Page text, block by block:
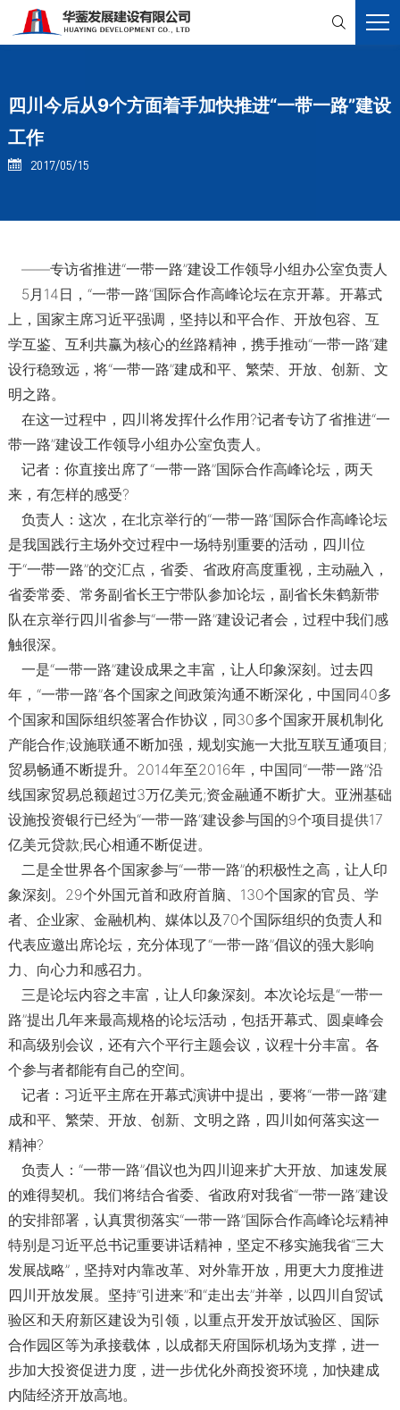

四川今后从9个方面着手加快推进“一带一路”建设
工作
 2017/05/15
——专访省推进“一带一路”建设工作领导小组办公室负责人
5月14日，“一带一路”国际合作高峰论坛在京开幕。开幕式
上，国家主席习近平强调，坚持以和平合作、开放包容、互
学互鉴、互利共赢为核心的丝路精神，携手推动“一带一路”建
设行稳致远，将“一带一路”建成和平、繁荣、开放、创新、文
明之路。
在这一过程中，四川将发挥什么作用?记者专访了省推进“一
带一路”建设工作领导小组办公室负责人。
记者：你直接出席了“一带一路”国际合作高峰论坛，两天
来，有怎样的感受?
负责人：这次，在北京举行的“一带一路”国际合作高峰论坛
是我国践行主场外交过程中一场特别重要的活动，四川位
于“一带一路”的交汇点，省委、省政府高度重视，主动融入，
省委常委、常务副省长王宁带队参加论坛，副省长朱鹤新带
队在京举行四川省参与“一带一路”建设记者会，过程中我们感
触很深。
一是“一带一路”建设成果之丰富，让人印象深刻。过去四
年，“一带一路”各个国家之间政策沟通不断深化，中国同40多
个国家和国际组织签署合作协议，同30多个国家开展机制化
产能合作;设施联通不断加强，规划实施一大批互联互通项目;
贸易畅通不断提升。2014年至2016年，中国同“一带一路”沿
线国家贸易总额超过3万亿美元;资金融通不断扩大。亚洲基础
设施投资银行已经为“一带一路”建设参与国的9个项目提供17
亿美元贷款;民心相通不断促进。
二是全世界各个国家参与“一带一路”的积极性之高，让人印
象深刻。29个外国元首和政府首脑、130个国家的官员、学
者、企业家、金融机构、媒体以及70个国际组织的负责人和
代表应邀出席论坛，充分体现了“一带一路”倡议的强大影响
力、向心力和感召力。
三是论坛内容之丰富，让人印象深刻。本次论坛是“一带一
路”提出几年来最高规格的论坛活动，包括开幕式、圆桌峰会
和高级别会议，还有六个平行主题会议，议程十分丰富。各
个参与者都能有自己的空间。
记者：习近平主席在开幕式演讲中提出，要将“一带一路”建
成和平、繁荣、开放、创新、文明之路，四川如何落实这一
精神?
负责人：“一带一路”倡议也为四川迎来扩大开放、加速发展
的难得契机。我们将结合省委、省政府对我省“一带一路”建设
的安排部署，认真贯彻落实“一带一路”国际合作高峰论坛精神
特别是习近平总书记重要讲话精神，坚定不移实施我省“三大
发展战略”，坚持对内靠改革、对外靠开放，用更大力度推进
四川开放发展。坚持“引进来”和“走出去”并举，以四川自贸试
验区和天府新区建设为引领，以重点开发开放试验区、国际
合作园区等为承接载体，以成都天府国际机场为支撑，进一
步加大投资促进力度，进一步优化外商投资环境，加快建成
内陆经济开放高地。